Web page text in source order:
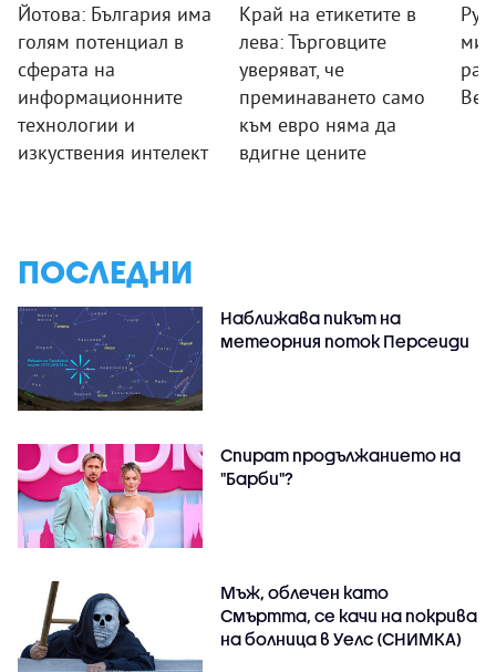
Йотова: България има
голям потенциал в
сферата на
информационните
технологии и
изкуствения интелект
Край на етикетите в
лева: Търговците
уверяват, че
преминаването само
към евро няма да
вдигне цените
ПОСЛЕДНИ
Наближава пикът на
метеорния поток Персеиди
Спират продължанието на
"Барби"?
Мъж, облечен като
Смъртта, се качи на покрива
на болница в Уелс (СНИМКА)